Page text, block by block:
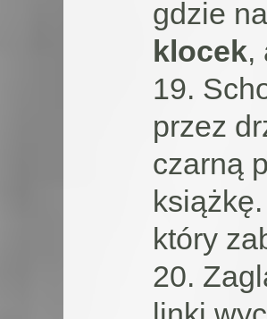
gdzie
klocek,
19.
przez
czarną
który
20.